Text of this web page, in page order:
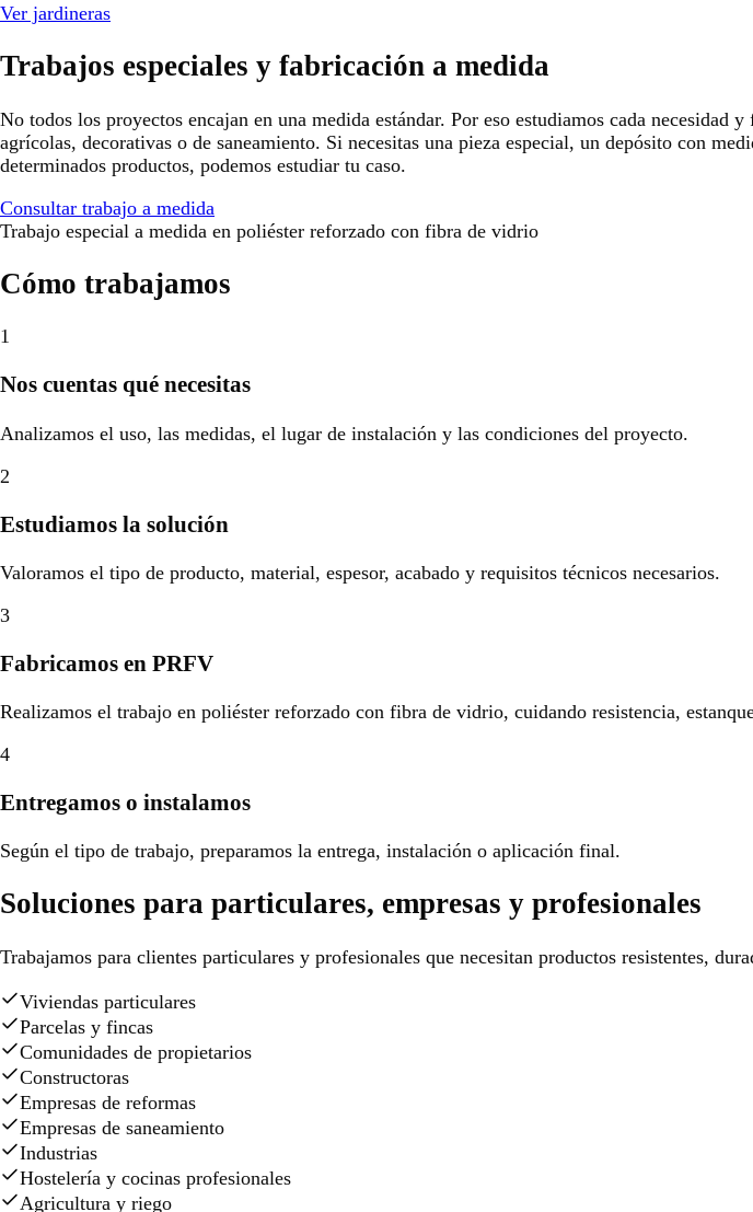
Ver jardineras
Trabajos especiales y fabricación a medida
No todos los proyectos encajan en una medida estándar. Por eso estudiamos cada
agrícolas, decorativas o de saneamiento. Si necesitas una pieza especial, un depósito con
determinados productos, podemos estudiar tu caso.
Consultar trabajo a medida
Trabajo especial a medida en poliéster reforzado con fibra de vidrio
Cómo trabajamos
1
Nos cuentas qué necesitas
Analizamos el uso, las medidas, el lugar de instalación y las condiciones del proyecto.
2
Estudiamos la solución
Valoramos el tipo de producto, material, espesor, acabado y requisitos técnicos necesarios.
3
Fabricamos en PRFV
Realizamos el trabajo en poliéster reforzado con fibra de vidrio, cuidando resistencia,
4
Entregamos o instalamos
Según el tipo de trabajo, preparamos la entrega, instalación o aplicación final.
Soluciones para particulares, empresas y profesionales
Trabajamos para clientes particulares y profesionales que necesitan productos resistentes,
Viviendas particulares
Parcelas y fincas
Comunidades de propietarios
Constructoras
Empresas de reformas
Empresas de saneamiento
Industrias
Hostelería y cocinas profesionales
Agricultura y riego